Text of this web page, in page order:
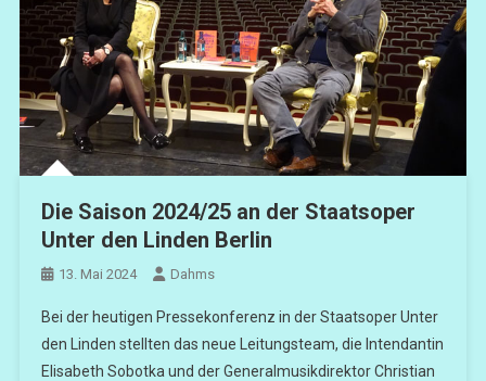
Die Saison 2024/25 an der Staatsoper
Unter den Linden Berlin
13. Mai 2024 Dahms
Bei der heutigen Pressekonferenz in der Staatsoper Unter
den Linden stellten das neue Leitungsteam, die Intendantin
Elisabeth Sobotka und der Generalmusikdirektor Christian